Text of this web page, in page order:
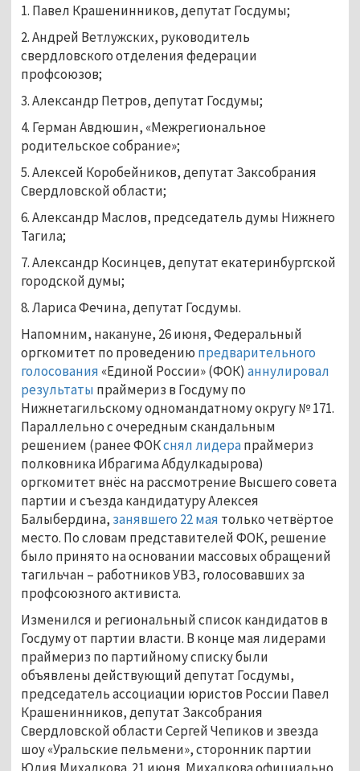
1. Павел Крашенинников, депутат Госдумы;
2. Андрей Ветлужских, руководитель
свердловского отделения федерации
профсоюзов;
3. Александр Петров, депутат Госдумы;
4. Герман Авдюшин, «Межрегиональное
родительское собрание»;
5. Алексей Коробейников, депутат Заксобрания
Свердловской области;
6. Александр Маслов, председатель думы Нижнего
Тагила;
7. Александр Косинцев, депутат екатеринбургской
городской думы;
8. Лариса Фечина, депутат Госдумы.
Напомним, накануне, 26 июня, Федеральный
оргкомитет по проведению предварительного
голосования «Единой России» (ФОК) аннулировал
результаты праймериз в Госдуму по
Нижнетагильскому одномандатному округу № 171.
Параллельно с очередным скандальным
решением (ранее ФОКснял лидерапраймериз
полковника Ибрагима Абдулкадырова)
оргкомитет внёс на рассмотрение Высшего совета
партии и съезда кандидатуру Алексея
Балыбердина, занявшего 22 мая только четвёртое
место. По словам представителей ФОК, решение
было принято на основании массовых обращений
тагильчан – работников УВЗ, голосовавших за
профсоюзного активиста.
Изменился и региональный список кандидатов в
Госдуму от партии власти. В конце мая лидерами
праймериз по партийному списку были
объявлены действующий депутат Госдумы,
председатель ассоциации юристов России Павел
Крашенинников, депутат Заксобрания
Свердловской области Сергей Чепиков и звезда
шоу «Уральские пельмени», сторонник партии